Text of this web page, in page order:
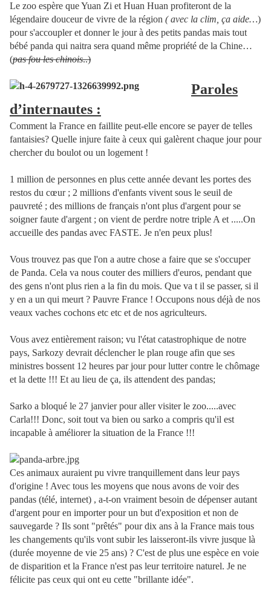
Le zoo espère que Yuan Zi et Huan Huan profiteront de la
légendaire douceur de vivre de la région ( avec la clim, ça aide…)
pour s'accoupler et donner le jour à des petits pandas mais tout
bébé panda qui naitra sera quand même propriété de la Chine…
(pas fou les chinois..)
Paroles
d’internautes :
Comment la France en faillite peut-elle encore se payer de telles
fantaisies? Quelle injure faite à ceux qui galèrent chaque jour pour
chercher du boulot ou un logement !
1 million de personnes en plus cette année devant les portes des
restos du cœur ; 2 millions d'enfants vivent sous le seuil de
pauvreté ; des millions de français n'ont plus d'argent pour se
soigner faute d'argent ; on vient de perdre notre triple A et .....On
accueille des pandas avec FASTE. Je n'en peux plus!
Vous trouvez pas que l'on a autre chose a faire que se s'occuper
de Panda. Cela va nous couter des milliers d'euros, pendant que
des gens n'ont plus rien a la fin du mois. Que va t il se passer, si il
y en a un qui meurt ? Pauvre France ! Occupons nous déjà de nos
veaux vaches cochons etc etc et de nos agriculteurs.
Vous avez entièrement raison; vu l'état catastrophique de notre
pays, Sarkozy devrait déclencher le plan rouge afin que ses
ministres bossent 12 heures par jour pour lutter contre le chômage
et la dette !!! Et au lieu de ça, ils attendent des pandas;
Sarko a bloqué le 27 janvier pour aller visiter le zoo.....avec
Carla!!! Donc, soit tout va bien ou sarko a compris qu'il est
incapable à améliorer la situation de la France !!!
Ces animaux auraient pu vivre tranquillement dans leur pays
d'origine ! Avec tous les moyens que nous avons de voir des
pandas (télé, internet) , a-t-on vraiment besoin de dépenser autant
d'argent pour en importer pour un but d'exposition et non de
sauvegarde ? Ils sont "prêtés" pour dix ans à la France mais tous
les changements qu'ils vont subir les laisseront-ils vivre jusque là
(durée moyenne de vie 25 ans) ? C'est de plus une espèce en voie
de disparition et la France n'est pas leur territoire naturel. Je ne
félicite pas ceux qui ont eu cette "brillante idée".